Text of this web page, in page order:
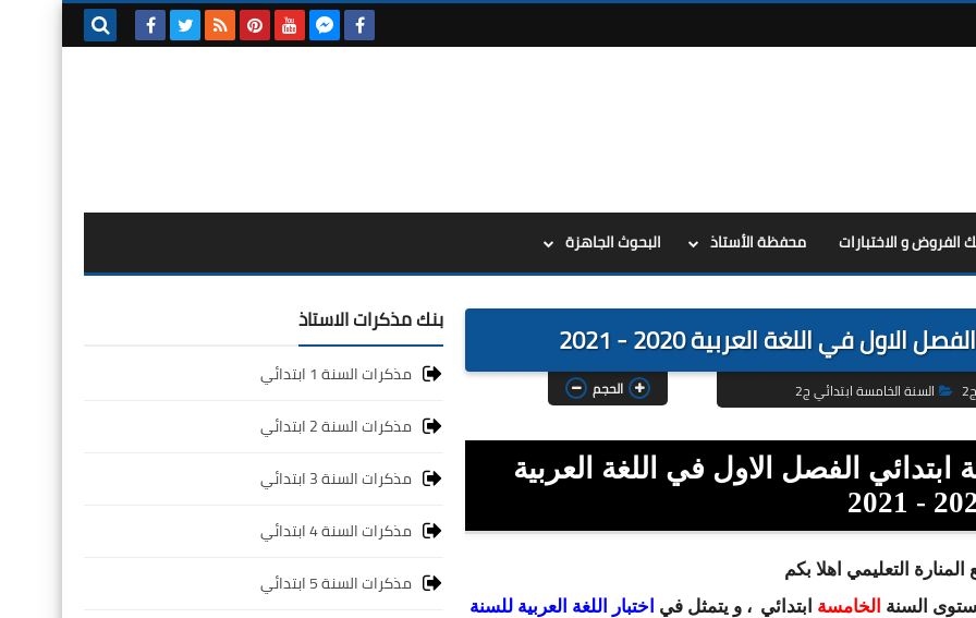
الفروض و الاختبارات محفظة الأستاذ البحوث الجاهزة
في اللغة العربية 2020 - 2021
السنة الخامسة ابتدائي ج2 الحجم
الفصل الاول في اللغة العربية
2020 -
التعليمي اهلا بكم
السنة الخامسة ابتدائي ، و يتمثل في اختبار اللغة العربية للسنة
بنك مذكرات الاستاذ
مذكرات السنة 1 ابتدائي
مذكرات السنة 2 ابتدائي
مذكرات السنة 3 ابتدائي
مذكرات السنة 4 ابتدائي
مذكرات السنة 5 ابتدائي